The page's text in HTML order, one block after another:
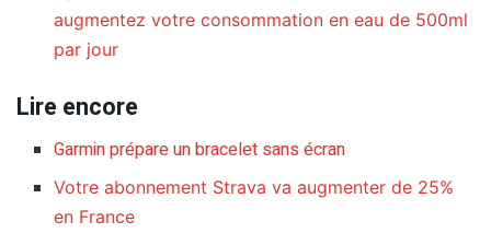
augmentez votre consommation en eau de 500ml
par jour
Lire encore
Garmin prépare un bracelet sans écran
Votre abonnement Strava va augmenter de 25%
en France